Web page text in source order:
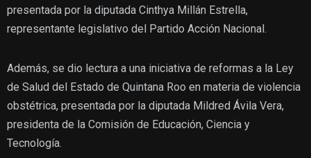
presentada por la diputada Cinthya Millán Estrella,
representante legislativo del Partido Acción Nacional.
Además, se dio lectura a una iniciativa de reformas a la Ley
de Salud del Estado de Quintana Roo en materia de violencia
obstétrica, presentada por la diputada Mildred Ávila Vera,
presidenta de la Comisión de Educación, Ciencia y
Tecnología.